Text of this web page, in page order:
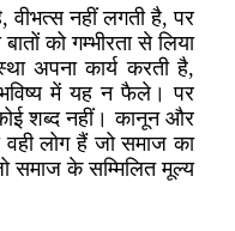
वीभत्स नहीं लगती है, पर
को गम्भीरता से लिया
अपना कार्य करती है,
भविष्य में यह न फैले। पर
शब्द नहीं। कानून और
लोग हैं जो समाज का
समाज के सम्मिलित मूल्य